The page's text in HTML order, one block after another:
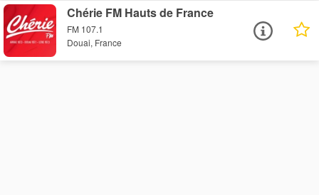
Chérie FM Hauts de France
FM 107.1
Douai, France